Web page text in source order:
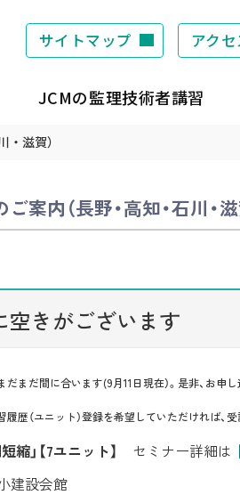
サイトマップ
アクセ
JCMの監理技術者講習
滋賀）
案内（長野・高知・石川・滋
空きがございます
まだ間に合います(9月11日現在）。是非、お申し
歴（ユニット）登録を希望していただければ、
縮」 【7ユニット】 セミナー詳細は
建設会館